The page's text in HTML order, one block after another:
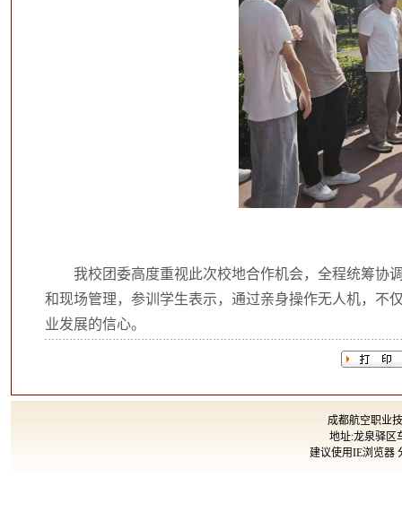
我校团委高度重视此次校地合作机会，全程统筹协
和现场管理，参训学生表示，通过亲身操作无人机，不
业发展的信心。
成都航空职业
地址:龙泉驿区
建议使用IE浏览器